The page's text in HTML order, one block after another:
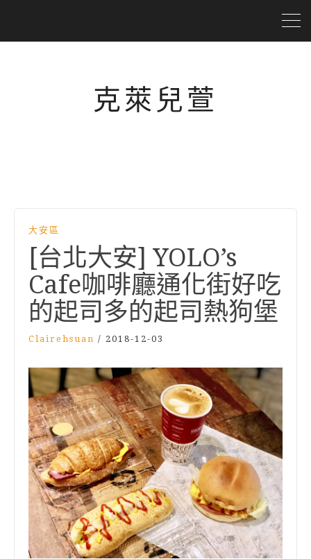
克萊兒萱
大安區
[台北大安] YOLO’s
Cafe咖啡廳通化街好吃
的起司多的起司熱狗堡
Clairehsuan / 2018-12-03